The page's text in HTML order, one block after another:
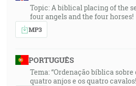
Topic: A biblical placing of the
four angels and the four horses!
MP3
PORTUGUÊS
Tema: “Ordenação bíblica sobre
quatro anjos e os quatro